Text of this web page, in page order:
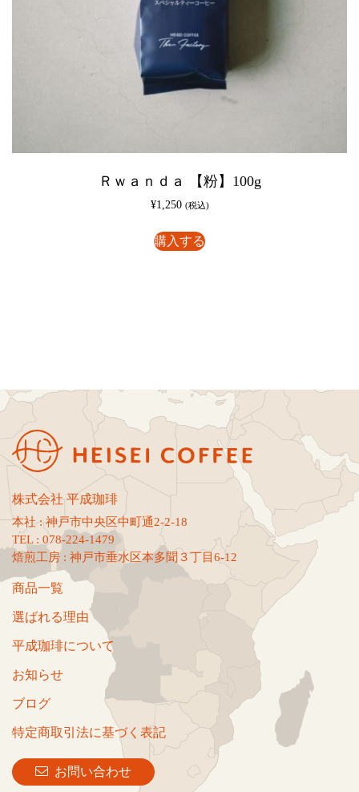
Ｒｗａｎｄａ 【粉】100g
¥1,250 (税込)
購入する
株式会社 平成珈琲
本社 : 神戸市中央区中町通2-2-18
TEL : 078-224-1479
焙煎工房 : 神戸市垂水区本多聞３丁目6-12
商品一覧
選ばれる理由
平成珈琲について
お知らせ
ブログ
特定商取引法に基づく表記
お問い合わせ